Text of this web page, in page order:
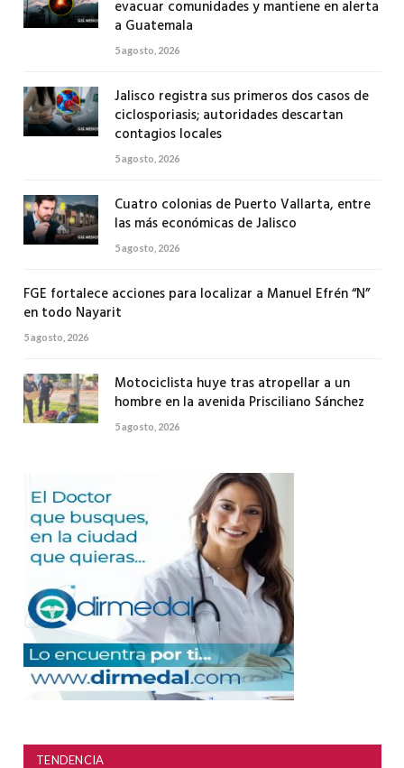
evacuar comunidades y mantiene en alerta
a Guatemala
5 agosto, 2026
Jalisco registra sus primeros dos casos de
ciclosporiasis; autoridades descartan
contagios locales
5 agosto, 2026
Cuatro colonias de Puerto Vallarta, entre
las más económicas de Jalisco
5 agosto, 2026
FGE fortalece acciones para localizar a Manuel Efrén “N”
en todo Nayarit
5 agosto, 2026
Motociclista huye tras atropellar a un
hombre en la avenida Prisciliano Sánchez
5 agosto, 2026
TENDENCIA